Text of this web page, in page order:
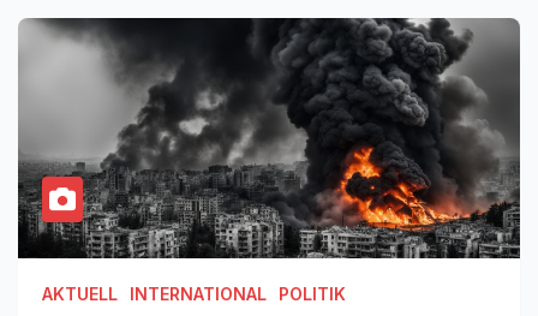
AKTUELL INTERNATIONAL POLITIK